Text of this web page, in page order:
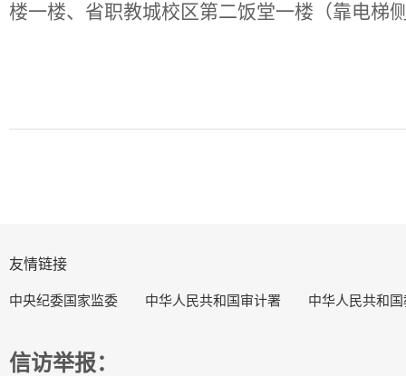
楼一楼、省职教城校区第二饭堂一楼（靠电梯
友情链接
中央纪委国家监委 中华人民共和国审计署 中华人民共和
信访举报：